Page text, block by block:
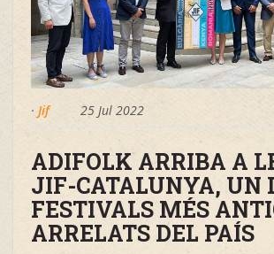
· Jif 25 Jul 2022
ADIFOLK ARRIBA A
JIF-CATALUNYA, UN
FESTIVALS MÉS
ARRELATS DEL PAÍS